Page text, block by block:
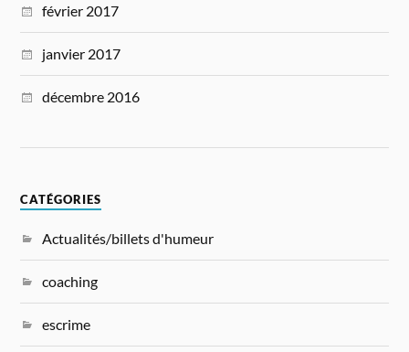
février 2017
janvier 2017
décembre 2016
CATÉGORIES
Actualités/billets d'humeur
coaching
escrime